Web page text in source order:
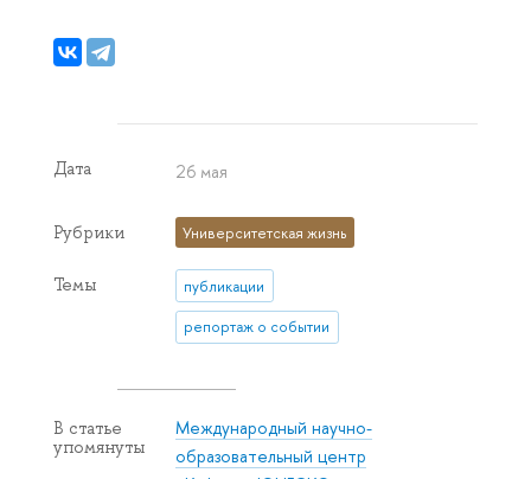
Дата 26 мая
Рубрики Университетская жизнь
Темы публикации
репортаж о событии
В статье
упомянуты
Международный научно-
образовательный центр